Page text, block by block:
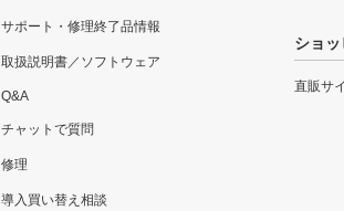
サポート・修理終了品情報
取扱説明書／ソフトウェア
Q&A
チャットで質問
修理
導入買い替え相談
ショ
直販サ